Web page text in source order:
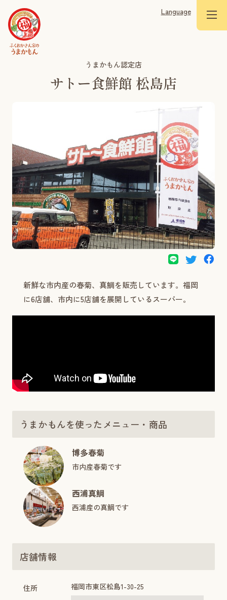
Language
うまかもん認定店
サトー食鮮館 松島店
新鮮な市内産の春菊、真鯛を販売しています。福岡
に6店舗、市内に5店舗を展開しているスーパー。
うまかもんを使ったメニュー・商品
博多春菊
市内産春菊です
西浦真鯛
西浦産の真鯛です
店舗情報
住所 福岡市東区松島1-30-25